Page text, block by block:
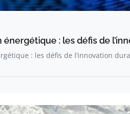
: les défis de
: les défis de l’innovation